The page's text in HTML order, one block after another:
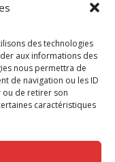
des technologies
aux informations des
nous permettra de
de navigation ou les ID
ou de retirer son
caractéristiques